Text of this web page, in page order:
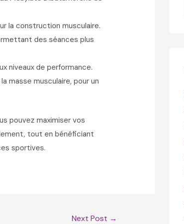
la construction musculaire.
des séances plus
niveaux de performance.
masse musculaire, pour un
pouvez maximiser vos
tout en bénéficiant
sportives.
Next Post →